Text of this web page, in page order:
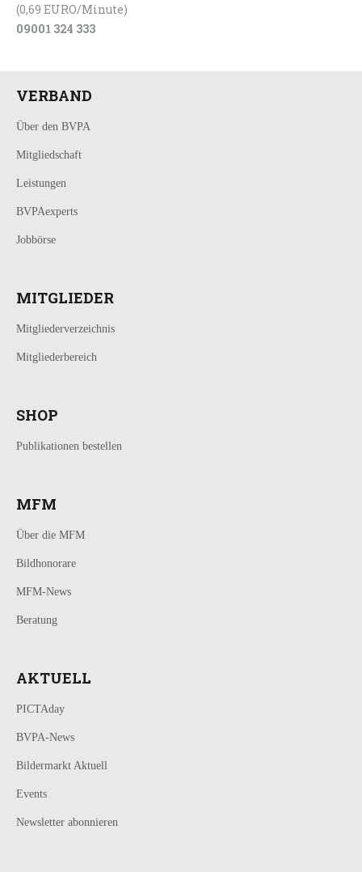
(0,69 EURO/Minute)
09001 324 333
VERBAND
Über den BVPA
Mitgliedschaft
Leistungen
BVPAexperts
Jobbörse
MITGLIEDER
Mitgliederverzeichnis
Mitgliederbereich
SHOP
Publikationen bestellen
MFM
Über die MFM
Bildhonorare
MFM-News
Beratung
AKTUELL
PICTAday
BVPA-News
Bildermarkt Aktuell
Events
Newsletter abonnieren